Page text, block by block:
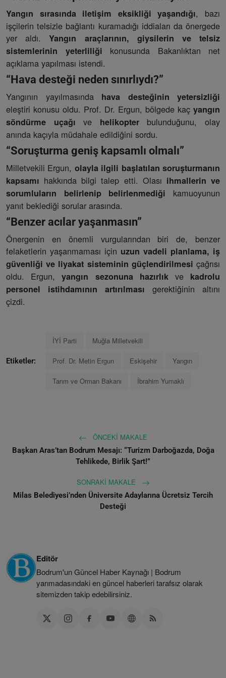
Yangın sırasında iletişim eksikliği yaşandığı, bazı
işçilerin telsizle bağlantı kuramadığı iddiaları da önergede
yer aldı.Yangın araçlarının, giysilerin ve telsiz
sistemlerinin yeterliliği konusunda Bakanlıktan net
açıklama yapılması istendi.
“Hava desteği neden sınırlıydı?”
Yangının yayılmasında hava desteğinin yetersizliği
eleştiri konusu oldu. Prof. Dr. Ergun, bölgede kaç yangın
söndürme uçağı ve helikopterbulunduğunu, olay
anında kaçıyla müdahale edildiğini sordu.
“Soruşturma geniş kapsamlı olmalı”
Milletvekili Ergun, olayla ilgili başlatılan soruşturmanın
kapsamı hakkında bilgi talep etti. Olası ihmallerin ve
sorumluların belirlenip belirlenmediği kamuoyunun
yanıt beklediği sorular arasında.
“Benzer acılar yaşanmasın”
Önergenin en önemli vurgularından biri de, benzer
felaketlerin yaşanmaması için uzun vadeli planlama, iş
güvenliği ve liyakat sisteminin güçlendirilmesi çağrısı
oldu. Ergun,yangın sezonuna hazırlıkve kadrolu
personel istihdamının artırılması gerektiğinin altını
çizdi.
Etiketler:
İYİ Parti Muğla Milletvekili
Prof. Dr. Metin Ergun Eskişehir Yangın
Tarım ve Orman Bakanı İbrahim Yumaklı
ÖNCEKI MAKALE
Başkan Aras’tan Bodrum Mesajı: “Turizm Darboğazda, Doğa
Tehlikede, Birlik Şart!”
SONRAKI MAKALE
Milas Belediyesi’nden Üniversite Adaylarına Ücretsiz Tercih
Desteği
Editör
Bodrum'un Güncel Haber Kaynağı | Bodrum
yarımadasındaki en güncel haberleri tarafsız olarak
sitemizden takip edebilirsiniz.